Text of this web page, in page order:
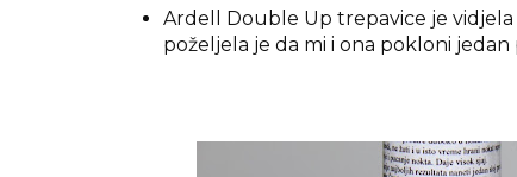
Ardell Double Up trepavice je
poželjela je da mi i ona pokloni jedan